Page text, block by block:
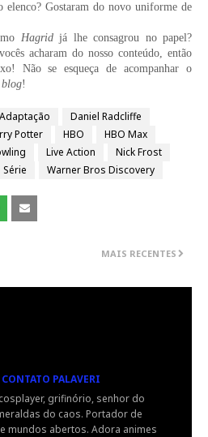
elenco? Gostaram do novo uniforme de
Hagridjá lhe consagrou no papel?
acharam do nosso conteúdo, então
Não se esqueça de acompanhar o
blog!
Adaptação
Daniel Radcliffe
Potter HBO
HBO Max
Live Action
Nick Frost
Série Warner Bros Discovery
MAIS RECENTES
PALAVERI
grifinório, senhor do
do caos. Portador de
mundos abertos. Adora animes